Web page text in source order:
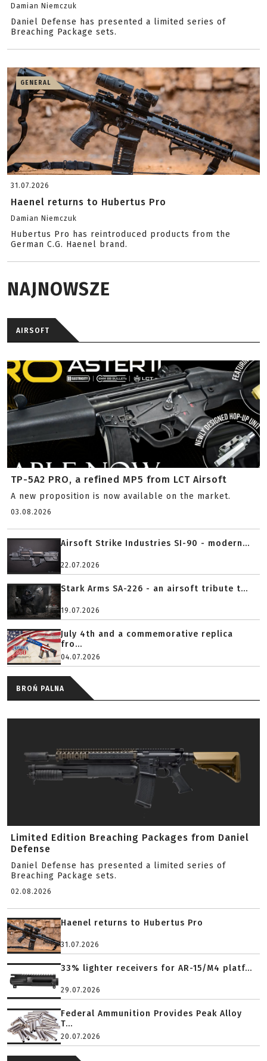
Damian Niemczuk
Daniel Defense has presented a limited series of
Breaching Package sets.
GENERAL
31.07.2026
Haenel returns to Hubertus Pro
Damian Niemczuk
Hubertus Pro has reintroduced products from the
German C.G. Haenel brand.
NAJNOWSZE
AIRSOFT
TP-5A2 PRO, a refined MP5 from LCT Airsoft
A new proposition is now available on the market.
03.08.2026
Airsoft Strike Industries SI-90 - modern...
22.07.2026
Stark Arms SA-226 - an airsoft tribute t...
19.07.2026
July 4th and a commemorative replica
fro...
04.07.2026
BROŃ PALNA
Limited Edition Breaching Packages from Daniel
Defense
Daniel Defense has presented a limited series of
Breaching Package sets.
02.08.2026
Haenel returns to Hubertus Pro
31.07.2026
33% lighter receivers for AR-15/M4 platf...
29.07.2026
Federal Ammunition Provides Peak Alloy
T...
20.07.2026